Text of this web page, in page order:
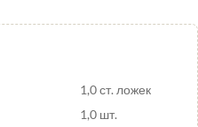
1,0 ст. ложек
1,0 шт.